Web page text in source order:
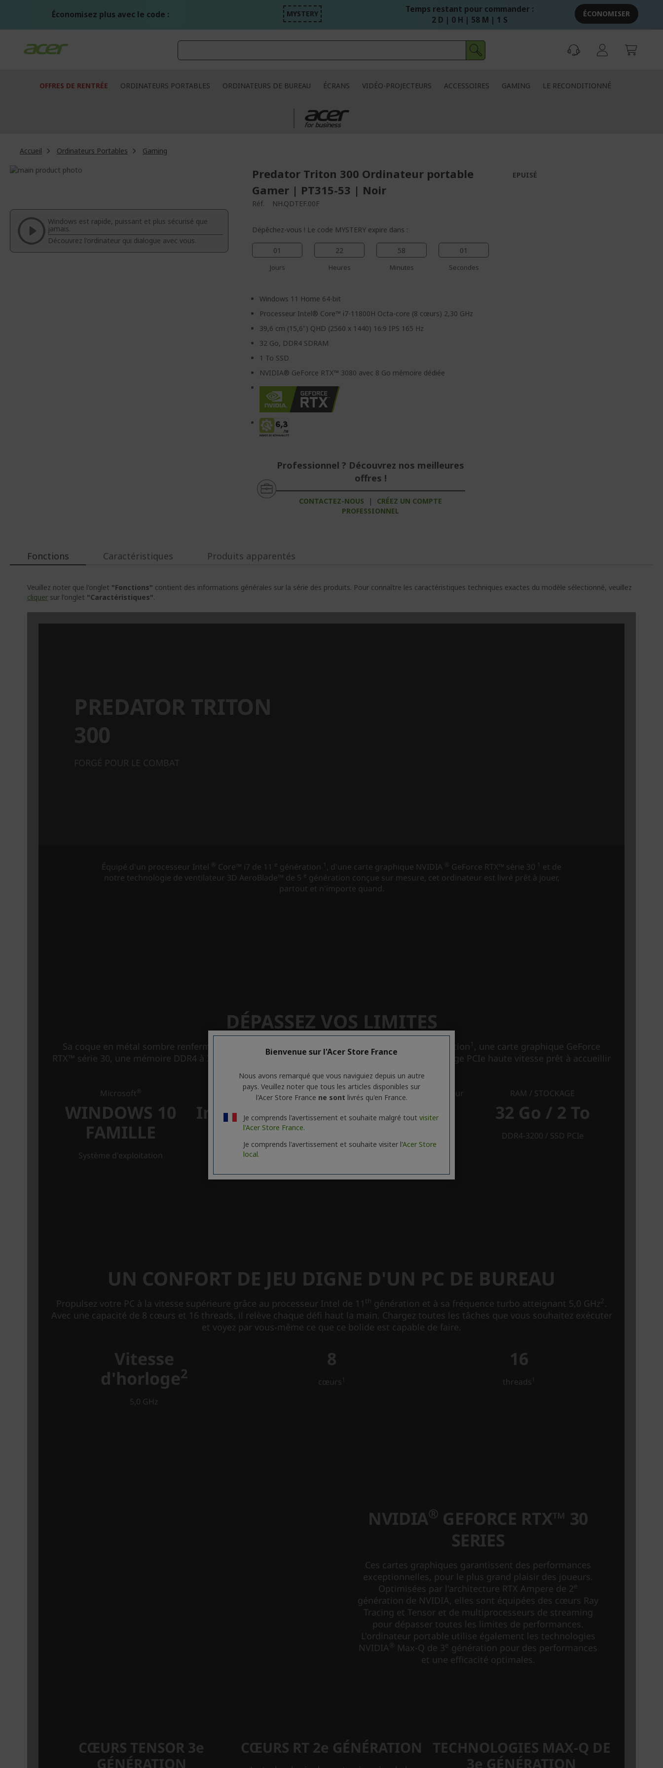
Économisez plus avec le code : MYSTERY
Temps restant pour commander :
2 D | 0 H | 58 M | 0 S
ÉCONOMISER
OFFRES DE RENTRÉE ORDINATEURS PORTABLES ORDINATEURS DE BUREAU ÉCRANS VIDÉO-PROJECTEURS ACCESSOIRES GAMING LE RECONDITIONNÉ
Accueil Ordinateurs Portables
Gaming
Passer
de
galerie
d’images
de
Galerie
d’images
Windows est rapide, puissant et plus sécurisé que
jamais.
Découvrez l'ordinateur qui dialogue avec vous.
Predator Triton 300 Ordinateur portable
Gamer | PT315-53 | Noir
Réf. NH.QDTEF.00F
Dépêchez-vous ! Le code MYSTERY expire dans :
01
Jours
22
Heures
58
Minutes
00
Secondes
Windows 11 Home 64-bit
Processeur Intel® Core™ i7-11800H Octa-core (8 cœurs) 2,30 GHz
39,6 cm (15,6") QHD (2560 x 1440) 16:9 IPS 165 Hz
32 Go, DDR4 SDRAM
1 To SSD
NVIDIA® GeForce RTX™ 3080 avec 8 Go mémoire dédiée
Professionnel ? Découvrez nos meilleures
offres !
CONTACTEZ-NOUS |
CRÉEZ UN COMPTE
PROFESSIONNEL
EPUISÉ
Fonctions
Veuillez noter que l'onglet "Fonctions" contient des informations générales sur la série des produits. Pour connaître les caractéristiques techniques exactes du modèle sélectionné, veuillez
cliquer sur l'onglet "Caractéristiques".
Caractéristiques Produits apparentés
Bienvenue sur l'Acer Store France
Nous avons remarqué que vous naviguiez depuis un autre
pays. Veuillez noter que tous les articles disponibles sur
l'Acer Store France ne sont livrés qu'en France.
Je comprends l'avertissement et souhaite malgré tout visiter
l'Acer Store France.
Je comprends l'avertissement et souhaite visiter l'Acer Store
local.